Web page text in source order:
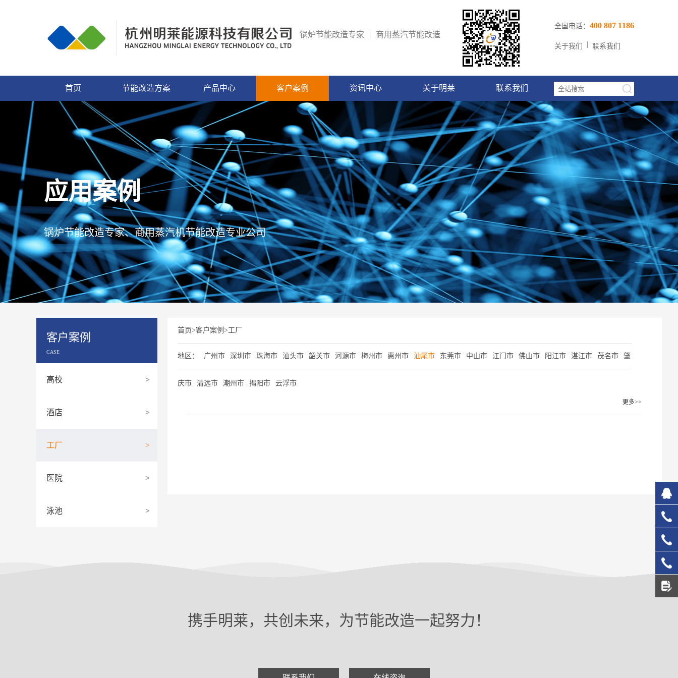
锅炉节能改造专家 | 商用蒸汽节能改造
全国电话： 400 807 1186
关于我们 联系我们
首页 节能改造方案 产品中心 客户案例 资讯中心 关于明莱 联系我们
应用案例
锅炉节能改造专家、商用蒸汽机节能改造专业公司
客户案例
CASE
高校 >
酒店 >
工厂 >
医院 >
泳池 >
首页>客户案例 >工厂
地区： 广州市 深圳市 珠海市 汕头市 韶关市 河源市 梅州市 惠州市 汕尾市 东莞市 中山市 江门市 佛山市 阳江市 湛江市 茂名市 肇
庆市 清远市 潮州市 揭阳市 云浮市
更多>>
携手明莱，共创未来，为节能改造一起努力！